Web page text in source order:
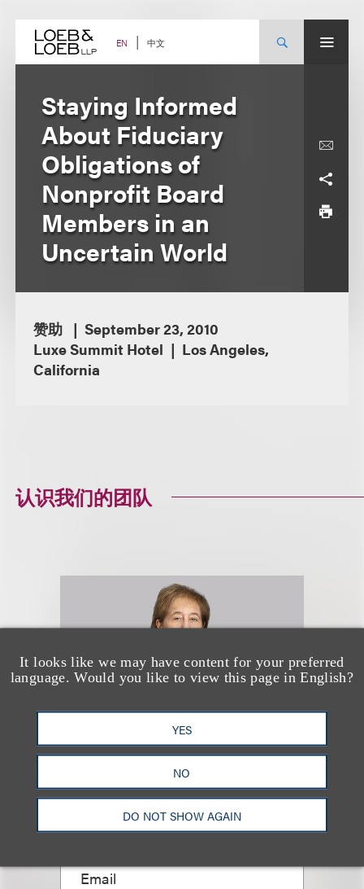
content EN 中文
It looks like we may have content for your preferred
language. Would you like to view this page in English?
YES
NO
DO NOT SHOW AGAIN
Staying Informed
About Fiduciary
Obligations of
Nonprofit Board
Members in an
Uncertain World
赞助
September 23, 2010
Luxe Summit Hotel
Los Angeles,
California
认识我们的团队
Leah M. Bishop
合伙人
Email